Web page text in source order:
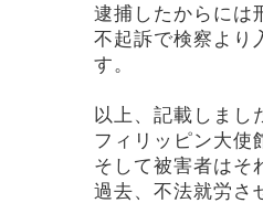
逮捕したからには
不起訴で検察より
す。
以上、記載しまし
フィリッピン大使
そして被害者はそ
過去、不法就労さ